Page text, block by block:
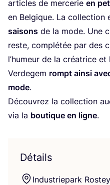
articles de mer­ce­rie en
en Bel­gique. La col­lec­tion
sai­sons de la mode. Une
reste, com­plé­tée par des
l’hu­meur de la créa­trice
Ver­de­gem rompt ain­si
mode.
Décou­vrez la col­lec­tion
via la bou­tique en ligne.
Détails
Indus­trie­park